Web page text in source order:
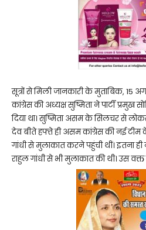
सूत्रों से मिली जानकारी के मुताबिक, 15
कांग्रेस की अध्यक्ष सुष्मिता ने पार्टी प्रमुख
दिया था। सुष्मिता असम के सिलचर से
देव बीते हफ्ते ही असम कांग्रेस की नई टीम
गांधी से मुलाकात करने पहुंची थीं। इतना ही
राहुल गांधी से भी मुलाकात की थी। उस वक्त